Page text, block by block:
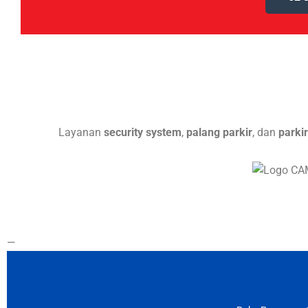
Layanan security system, palang parkir, dan
—